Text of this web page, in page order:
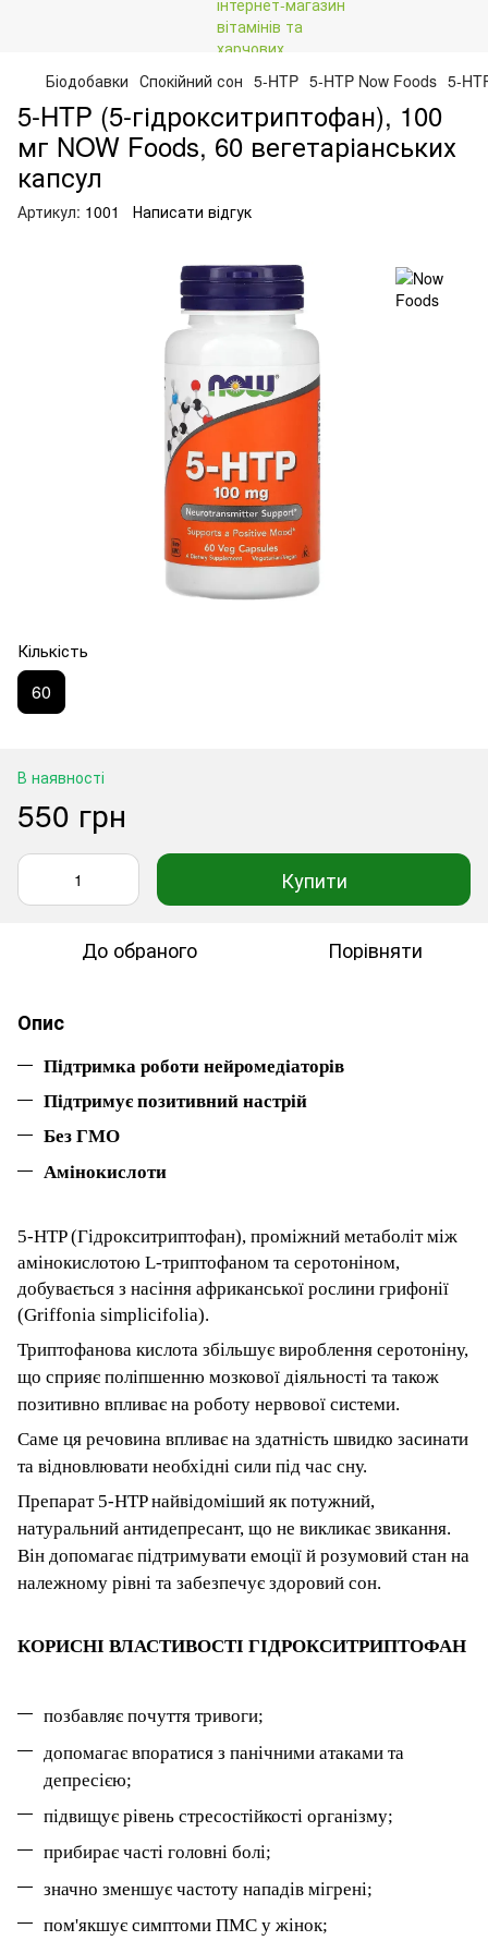
Біодобавки Спокійний сон 5-HTP 5-HTP Now Foods 5-
5-HTP (5-гідрокситриптофан), 100
мг NOW Foods, 60 вегетаріанських
капсул
Артикул: 1001 Написати відгук
Кількість
60
В наявності
550 грн
Купити
До обраного Порівняти
Опис
Підтримка роботи нейромедіаторів
Підтримує позитивний настрій
Без ГМО
Амінокислоти
5-HTP (Гідрокситриптофан), проміжний метаболіт між
амінокислотою L-триптофаном та серотоніном,
добувається з насіння африканської рослини грифонії
(Griffonia simplicifolia).
Триптофанова кислота збільшує вироблення серотоніну,
що сприяє поліпшенню мозкової діяльності та також
позитивно впливає на роботу нервової системи.
Саме ця речовина впливає на здатність швидко засинати
та відновлювати необхідні сили під час сну.
Препарат 5-HTP найвідоміший як потужний,
натуральний антидепресант, що не викликає звикання.
Він допомагає підтримувати емоції й розумовий стан на
належному рівні та забезпечує здоровий сон.
КОРИСНІ ВЛАСТИВОСТІ ГІДРОКСИТРИПТОФАН
позбавляє почуття тривоги;
допомагає впоратися з панічними атаками та
депресією;
підвищує рівень стресостійкості організму;
прибирає часті головні болі;
значно зменшує частоту нападів мігрені;
пом'якшує симптоми ПМС у жінок;